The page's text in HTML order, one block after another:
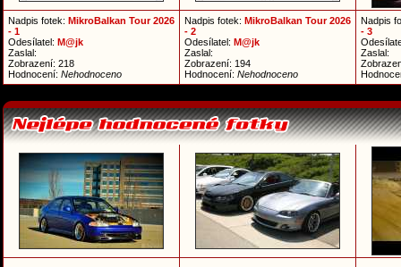
Nadpis fotek: MikroBalkan Tour 2026
- 1
Odesílatel: M@jk
Zaslal:
Zobrazení: 218
Hodnocení: Nehodnoceno
Nadpis fotek: MikroBalkan Tour 2026
- 2
Odesílatel: M@jk
Zaslal:
Zobrazení: 194
Hodnocení: Nehodnoceno
Nadpis
- 3
Zaslal: